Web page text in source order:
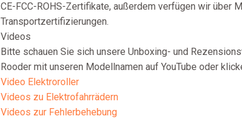
CE-FCC-ROHS-Zertifikate, außerdem verfügen wir über
Transportzertifizierungen.
Videos
Bitte schauen Sie sich unsere Unboxing- und
Rooder mit unseren Modellnamen auf YouTube oder
Video Elektroroller
Videos zu Elektrofahrrädern
Videos zur Fehlerbehebung